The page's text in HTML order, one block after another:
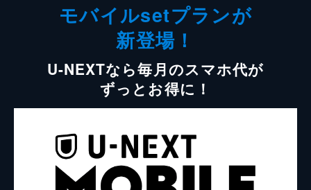
モバイルsetプランが
新登場！
U-NEXTなら毎月のスマホ代が
ずっとお得に！